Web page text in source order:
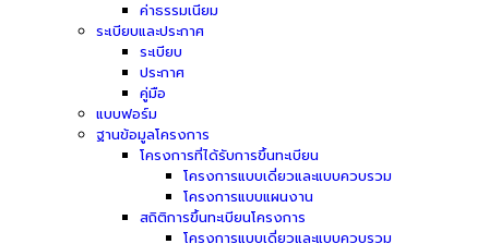
ค่าธรรมเนียม
ระเบียบและประกาศ
ระเบียบ
ประกาศ
คู่มือ
แบบฟอร์ม
ฐานข้อมูลโครงการ
โครงการที่ได้รับการขึ้นทะเบียน
โครงการแบบเดี่ยวและแบบควบรวม
โครงการแบบแผนงาน
สถิติการขึ้นทะเบียนโครงการ
โครงการแบบเดี่ยวและแบบควบรวม